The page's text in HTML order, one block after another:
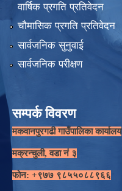
वार्षिक प्रगति प्रतिवेदन
चौमासिक प्रगति प्रतिवेदन
सार्वजनिक सुनुवाई
सार्वजनिक परीक्षण
सम्पर्क विवरण
मकवानपुरगढी गाउँपालिका कार्यालय
मक्रन्चुली, वडा नं ३
फोन: +९७७ ९८५५०८८९६६